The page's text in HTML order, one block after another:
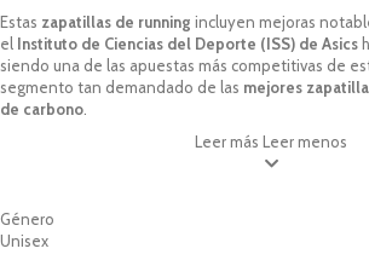
Estas zapatillas de running incluyen mejoras
el Instituto de Ciencias del Deporte (ISS) de Asics
siendo una de las apuestas más competitivas de
segmento tan demandado de las mejores
de carbono
Leer más Leer menos
Género
Unisex